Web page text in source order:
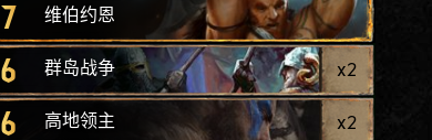
7 维伯约恩
6 群岛战争 x2
6 高地领主 x2